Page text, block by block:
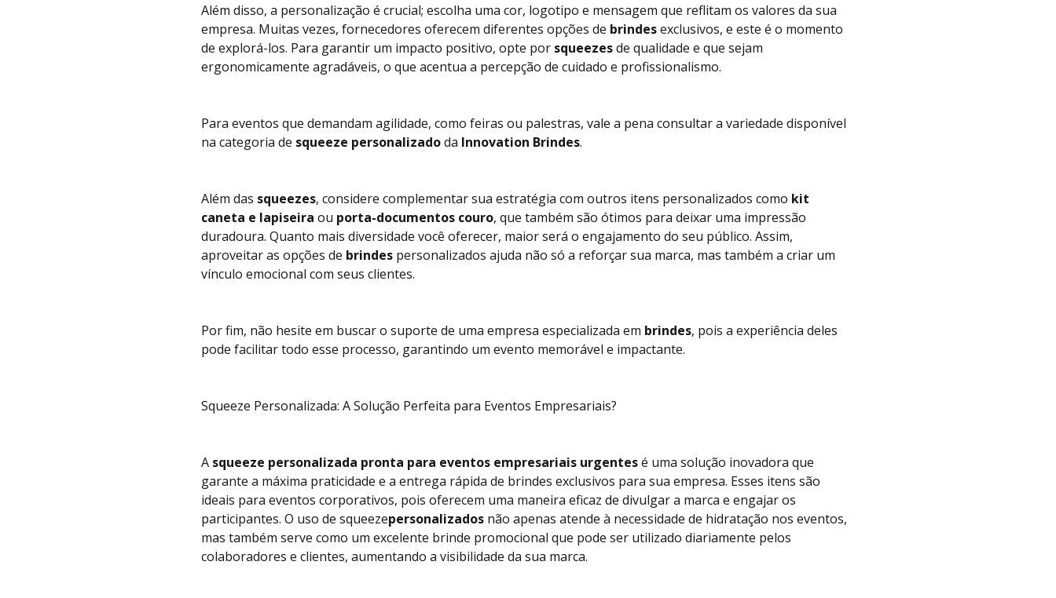
Além disso, a personalização é crucial; escolha uma cor, logotipo e mensagem que reflitam os valores da sua
empresa. Muitas vezes, fornecedores oferecem diferentes opções de brindesexclusivos, e este é o momento
de explorá-los. Para garantir um impacto positivo, opte por squeezesde qualidade e que sejam
ergonomicamente agradáveis, o que acentua a percepção de cuidado e profissionalismo.
Para eventos que demandam agilidade, como feiras ou palestras, vale a pena consultar a variedade disponível
na categoria de squeeze personalizadoda Innovation Brindes.
Além das squeezes, considere complementar sua estratégia com outros itens personalizados como kit
caneta e lapiseira ou porta-documentos couro, que também são ótimos para deixar uma impressão
duradoura. Quanto mais diversidade você oferecer, maior será o engajamento do seu público. Assim,
aproveitar as opções de brindes personalizados ajuda não só a reforçar sua marca, mas também a criar um
vínculo emocional com seus clientes.
Por fim, não hesite em buscar o suporte de uma empresa especializada em brindes, pois a experiência deles
pode facilitar todo esse processo, garantindo um evento memorável e impactante.
Squeeze Personalizada: A Solução Perfeita para Eventos Empresariais?
A squeeze personalizada pronta para eventos empresariais urgentesé uma solução inovadora que
garante a máxima praticidade e a entrega rápida de brindes exclusivos para sua empresa. Esses itens são
ideais para eventos corporativos, pois oferecem uma maneira eficaz de divulgar a marca e engajar os
participantes. O uso de squeezepersonalizados não apenas atende à necessidade de hidratação nos eventos,
mas também serve como um excelente brinde promocional que pode ser utilizado diariamente pelos
colaboradores e clientes, aumentando a visibilidade da sua marca.